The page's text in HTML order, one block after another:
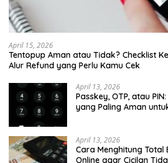
April 15, 2026
Tentopup Aman atau Tidak? Checklist
Alur Refund yang Perlu Kamu Cek
April 13, 2026
Passkey, OTP, atau
yang Paling Aman
April 13, 2026
Cara Menghitung Total
Online agar Cicilan